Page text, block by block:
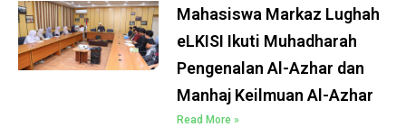
Mahasiswa Markaz Lughah
eLKISI Ikuti Muhadharah
Pengenalan Al-Azhar dan
Manhaj Keilmuan Al-Azhar
Read More »